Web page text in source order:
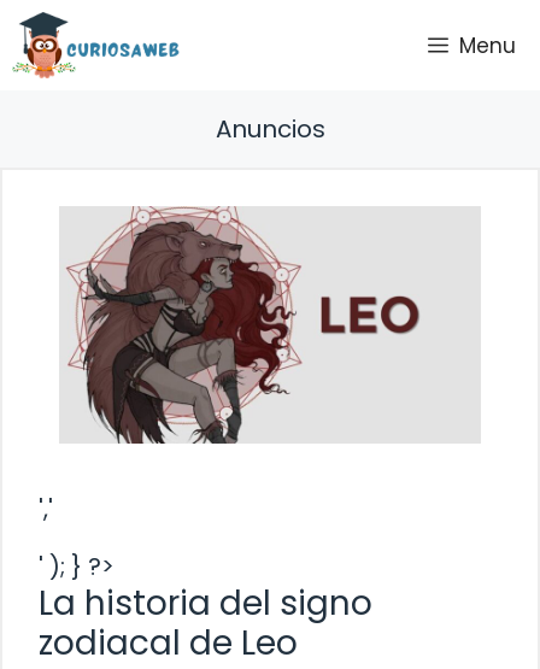
Saltar
contenido
Menu
Anuncios
','
' ); } ?>
La historia del signo
zodiacal de Leo